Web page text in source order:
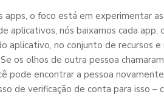
o foco está em experimentar
aplicativos, nós baixamos cada
no conjunto de recursos
os olhos de outra pessoa
pode encontrar a pessoa
de verificação de conta para isso